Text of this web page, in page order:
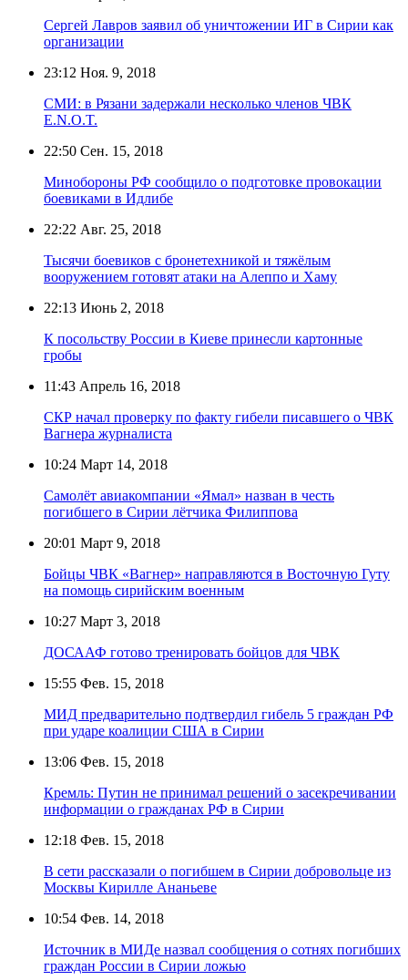
Сергей Лавров заявил об уничтожении ИГ в Сирии как
организации
23:12 Ноя. 9, 2018
СМИ: в Рязани задержали несколько членов ЧВК
E.N.O.T.
22:50 Сен. 15, 2018
Минобороны РФ сообщило о подготовке провокации
боевиками в Идлибе
22:22 Авг. 25, 2018
Тысячи боевиков с бронетехникой и тяжёлым
вооружением готовят атаки на Алеппо и Хаму
22:13 Июнь 2, 2018
К посольству России в Киеве принесли картонные
гробы
11:43 Апрель 16, 2018
СКР начал проверку по факту гибели писавшего о ЧВК
Вагнера журналиста
10:24 Март 14, 2018
Самолёт авиакомпании «Ямал» назван в честь
погибшего в Сирии лётчика Филиппова
20:01 Март 9, 2018
Бойцы ЧВК «Вагнер» направляются в Восточную Гуту
на помощь сирийским военным
10:27 Март 3, 2018
ДОСААФ готово тренировать бойцов для ЧВК
15:55 Фев. 15, 2018
МИД предварительно подтвердил гибель 5 граждан РФ
при ударе коалиции США в Сирии
13:06 Фев. 15, 2018
Кремль: Путин не принимал решений о засекречивании
информации о гражданах РФ в Сирии
12:18 Фев. 15, 2018
В сети рассказали о погибшем в Сирии добровольце из
Москвы Кирилле Ананьеве
10:54 Фев. 14, 2018
Источник в МИДе назвал сообщения о сотнях погибших
граждан России в Сирии ложью